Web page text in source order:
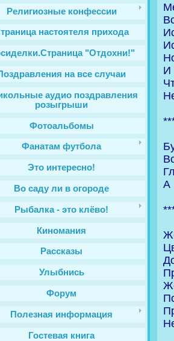
Религиозные конфессии
настоятеля прихода
"Отдохни!"
на все случаи
аудио поздравления
розыгрыши
Фотоальбомы
Фанатам футбола
Это интересно!
Во саду ли в огороде
Рыбалка - это клёво!
Киномания
Рассказы
Улыбнись
Форум
Полезная информация
Гостевая книга
И
А